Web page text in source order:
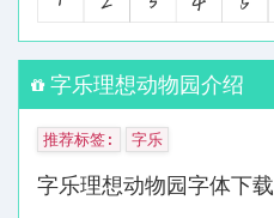
字乐理想动物园介绍
推荐标签: 字乐
字乐理想动物园字体下载